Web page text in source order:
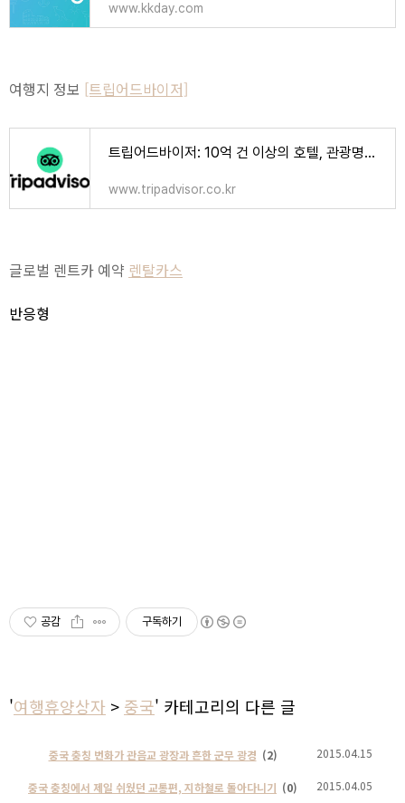
www.kkday.com
여행지 정보 [트립어드바이저]
트립어드바이저: 10억 건 이상의 호텔, 관광명소, 음식점 리뷰와 포스팅이 모여드는 곳
www.tripadvisor.co.kr
글로벌 렌트카 예약 렌탈카스
반응형
공감 구독하기
'여행휴양상자 > 중국' 카테고리의 다른 글
중국 충칭 번화가 관음교 광장과 흔한 군무 광경 (2) 2015.04.15
중국 충칭에서 제일 쉬웠던 교통편, 지하철로 돌아다니기 (0)
2015.04.05